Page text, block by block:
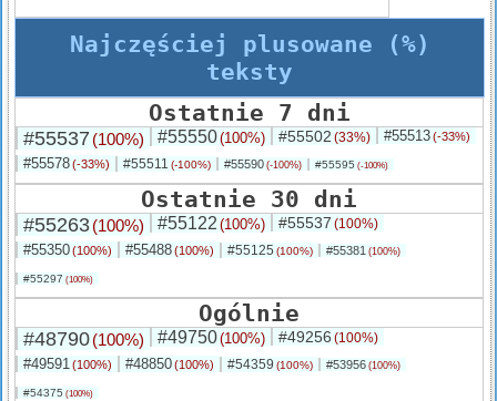
Najczęściej plusowane (%)
teksty
Ostatnie 7 dni
#55537 (100%) #55550(100%) #55502 (33%) #55513(-33%)
#55578(-33%) #55511 (-100%) #55590 (-100%) #55595 (-100%)
Ostatnie 30 dni
#55263(100%) #55122 (100%) #55537 (100%)
#55350(100%) #55488(100%) #55125 (100%) #55381 (100%)
#55297 (100%)
Ogólnie
#48790(100%) #49750(100%) #49256 (100%)
#49591(100%) #48850(100%) #54359 (100%) #53956 (100%)
#54375 (100%)